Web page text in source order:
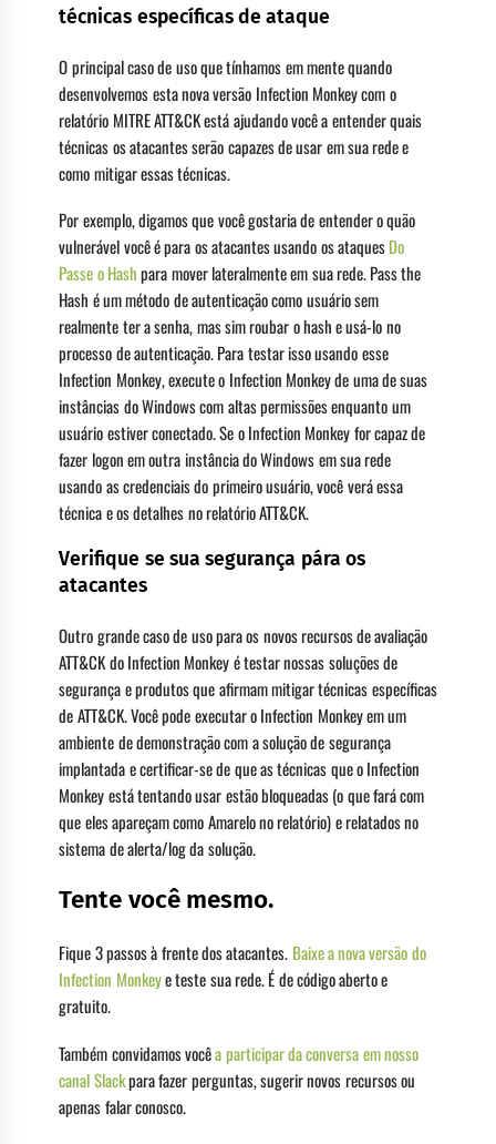
técnicas específicas de ataque
O principal caso de uso que tínhamos em mente quando
desenvolvemos esta nova versão Infection Monkey com o
relatório MITRE ATT&CK está ajudando você a entender quais
técnicas os atacantes serão capazes de usar em sua rede e
como mitigar essas técnicas.
Por exemplo, digamos que você gostaria de entender o quão
vulnerável você é para os atacantes usando os ataquesDo
Passe o Hashpara mover lateralmente em sua rede. Pass the
Hash é um método de autenticação como usuário sem
realmente ter a senha, mas sim roubar o hash e usá-lo no
processo de autenticação. Para testar isso usando esse
Infection Monkey, execute o Infection Monkey de uma de suas
instâncias do Windows com altas permissões enquanto um
usuário estiver conectado. Se o Infection Monkey for capaz de
fazer logon em outra instância do Windows em sua rede
usando as credenciais do primeiro usuário, você verá essa
técnica e os detalhes no relatório ATT&CK.
Verifique se sua segurança pára os
atacantes
Outro grande caso de uso para os novos recursos de avaliação
ATT&CK do Infection Monkey é testar nossas soluções de
segurança e produtos que afirmam mitigar técnicas específicas
de ATT&CK. Você pode executar o Infection Monkey em um
ambiente de demonstração com a solução de segurança
implantada e certificar-se de que as técnicas que o Infection
Monkey está tentando usar estão bloqueadas (o que fará com
que eles apareçam como Amarelo no relatório) e relatados no
sistema de alerta/log da solução.
Tente você mesmo.
Fique 3 passos à frente dos atacantes. Baixe a nova versão do
Infection Monkeye teste sua rede. É de código aberto e
gratuito.
Também convidamos vocêa participar da conversa em nosso
canal Slackpara fazer perguntas, sugerir novos recursos ou
apenas falar conosco.